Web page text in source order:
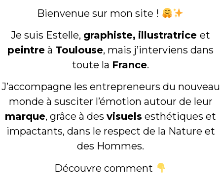
Bienvenue sur mon site !
Je suis Estelle, graphiste, illustratrice et
peintre à Toulouse, mais j’interviens dans
toute la France.
J’accompagne les entrepreneurs du nouveau
monde à susciter l’émotion autour de leur
marque, grâce à des visuels esthétiques et
impactants, dans le respect de la Nature et
des Hommes.
Découvre comment